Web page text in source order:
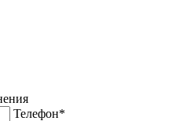
Телефон*